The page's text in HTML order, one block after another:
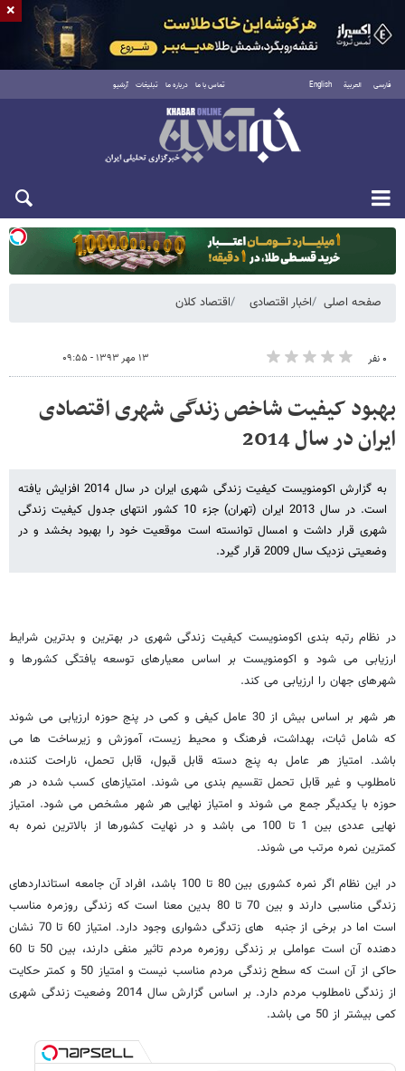
فارسی العربية English تماس با ما درباره ما تبلیغات آرشیو
یکشنبه ۱۸ مرداد ۱۴۰۵
صفحه اصلی اخبار اقتصادی اقتصاد کلان
۰ نفر ۱۳ مهر ۱۳۹۳ - ۰۹:۵۵
بهبود کیفیت شاخص زندگی شهری اقتصادی
ایران در سال 2014
به گزارش اکومنویست کیفیت زندگی شهری ایران در سال 2014 افزایش یافته
است. در سال 2013 ایران (تهران) جزء 10 کشور انتهای جدول کیفیت زندگی
شهری قرار داشت و امسال توانسته است موقعیت خود را بهبود بخشد و در
وضعیتی نزدیک سال 2009 قرار گیرد.
در نظام رتبه بندی اکومنویست کیفیت زندگی شهری در بهترین و بدترین شرایط
ارزیابی می شود و اکومنویست بر اساس معیارهای توسعه یافتگی کشورها و
شهرهای جهان را ارزیابی می کند.
هر شهر بر اساس بیش از 30 عامل کیفی و کمی در پنج حوزه ارزیابی می شوند
که شامل ثبات، بهداشت، فرهنگ و محیط زیست، آموزش و زیرساخت ها می
باشد. امتیاز هر عامل به پنج دسته قابل قبول، قابل تحمل، ناراحت کننده،
نامطلوب و غیر قابل تحمل تقسیم بندی می شوند. امتیازهای کسب شده در هر
حوزه با یکدیگر جمع می شوند و امتیاز نهایی هر شهر مشخص می شود. امتیاز
نهایی عددی بین 1 تا 100 می باشد و در نهایت کشورها از بالاترین نمره به
کمترین نمره مرتب می شوند.
در این نظام اگر نمره کشوری بین 80 تا 100 باشد، افراد آن جامعه استانداردهای
زندگی مناسبی دارند و بین 70 تا 80 بدین معنا است که زندگی روزمره مناسب
است اما در برخی از جنبه های زتدگی دشواری وجود دارد. امتیاز 60 تا 70 نشان
دهنده آن است عواملی بر زندگی روزمره مردم تاثیر منفی دارند، بین 50 تا 60
حاکی از آن است که سطح زندگی مردم مناسب نیست و امتیاز 50 و کمتر حکایت
از زندگی نامطلوب مردم دارد. بر اساس گزارش سال 2014 وضعیت زندگی شهری
کمی بیشتر از 50 می باشد.
×